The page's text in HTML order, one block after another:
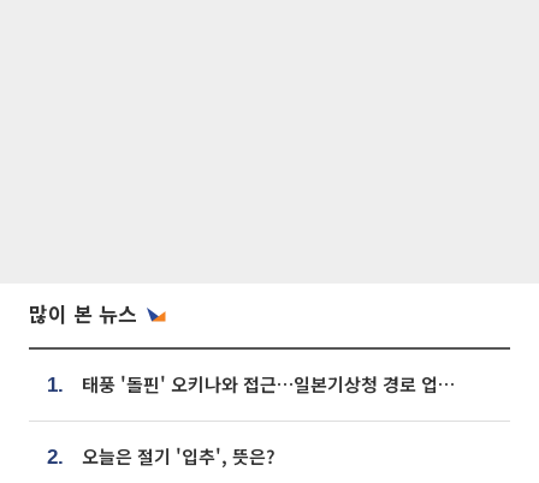
많이 본 뉴스
1. 태풍 '돌핀' 오키나와 접근…일본기상청 경로 업데이트
2. 오늘은 절기 '입추', 뜻은?